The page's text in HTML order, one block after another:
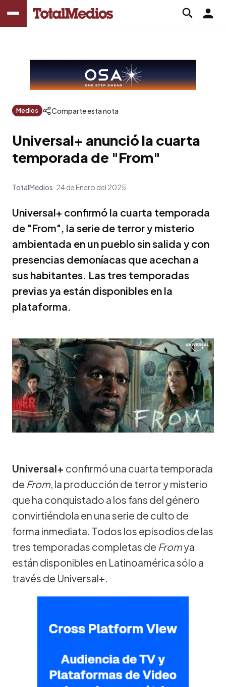
Medios Comparte esta nota
Universal+ anunció la cuarta
temporada de "From"
TotalMedios 24 de Enero del 2025
Universal+ confirmó la cuarta temporada
de "From", la serie de terror y misterio
ambientada en un pueblo sin salida y con
presencias demoníacas que acechan a
sus habitantes. Las tres temporadas
previas ya están disponibles en la
plataforma.
Universal+ confirmó una cuarta temporada
de From, la producción de terror y misterio
que ha conquistado a los fans del género
convirtiéndola en una serie de culto de
forma inmediata. Todos los episodios de las
tres temporadas completas de Fromya
están disponibles en Latinoamérica sólo a
través de Universal+.